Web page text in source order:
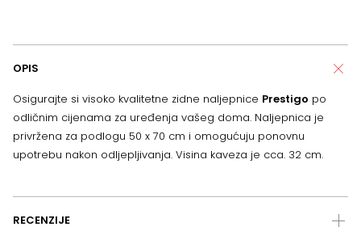
OPIS
Osigurajte si visoko kvalitetne zidne naljepnice Prestigo po
odličnim cijenama za uređenja vašeg doma. Naljepnica je
privržena za podlogu 50 x 70 cm i omogućuju ponovnu
upotrebu nakon odljepljivanja. Visina kaveza je cca. 32 cm.
RECENZIJE